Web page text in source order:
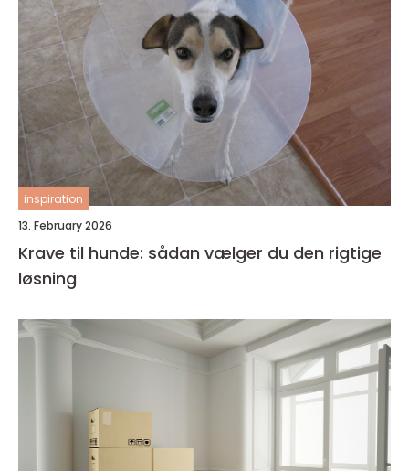
inspiration
13. February 2026
Krave til hunde: sådan vælger du den rigtige
løsning